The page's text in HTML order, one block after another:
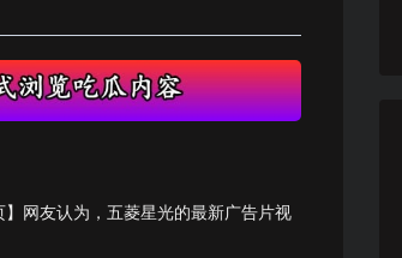
网友认为，五菱星光的最新广告片视